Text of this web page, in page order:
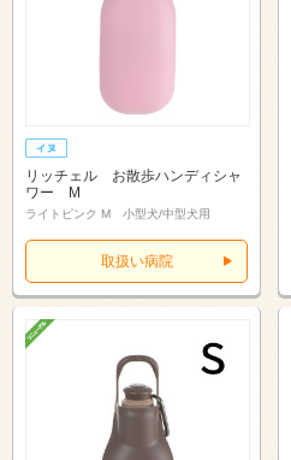
リッチェル お散歩ハンディシャ
ワー M
ライトピンク M 小型犬/中型犬用
取扱い病院